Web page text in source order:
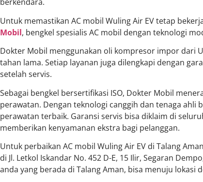
Untuk memastikan AC mobil Wuling Air EV tetap
Mobil, bengkel spesialis AC mobil dengan teknologi
Dokter Mobil menggunakan oli kompresor impor dari
tahan lama. Setiap layanan juga dilengkapi dengan
setelah servis.
Sebagai bengkel bersertifikasi ISO, Dokter Mobil
perawatan. Dengan teknologi canggih dan tenaga ahli
perawatan terbaik. Garansi servis bisa diklaim di
memberikan kenyamanan ekstra bagi pelanggan.
Untuk perbaikan AC mobil Wuling Air EV di Talang
di Jl. Letkol Iskandar No. 452 D-E, 15 Ilir, Segaran
anda yang berada di Talang Aman, bisa menuju lokasi